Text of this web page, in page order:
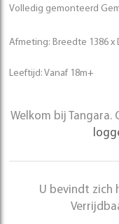
Volledig gemonteerd
Afmeting: Breedte 1386 x
Leeftijd: Vanaf 18m+
Welkom bij
U bevindt zich